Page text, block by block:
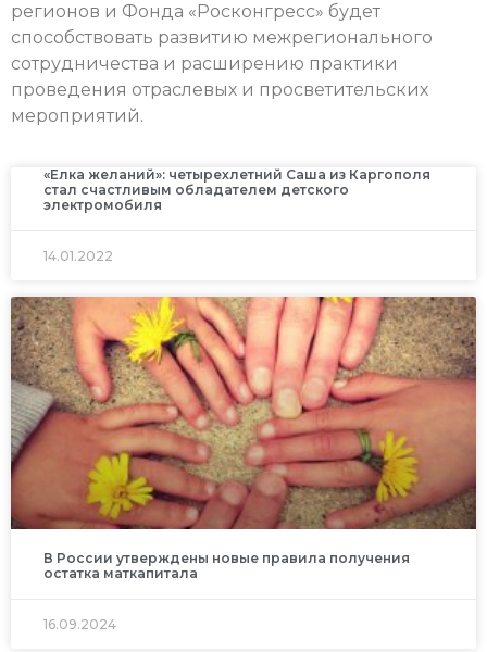
регионов и Фонда «Росконгресс» будет
способствовать развитию межрегионального
сотрудничества и расширению практики
проведения отраслевых и просветительских
мероприятий.
«Елка желаний»: четырехлетний Саша из Каргополя
стал счастливым обладателем детского
электромобиля
14.01.2022
В России утверждены новые правила получения
остатка маткапитала
16.09.2024